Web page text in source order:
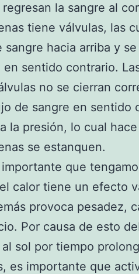
regresan la sangre al
tiene válvulas, las
sangre hacia arriba y
en sentido contrario.
no se cierran
de sangre en sentido
la presión, lo cual
se estanquen.
importante que
calor tiene un efecto
provoca pesadez,
Por causa de esto
sol por tiempo
es importante que